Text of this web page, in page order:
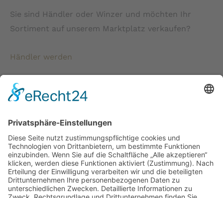
Sie sind Händler oder Winzer und möchten Ihr
Sortiment auf unserem Marktplatz verkaufen?
Händler werden
* Alle Preise verstehen sich inkl. gesetzlicher
Mehrwertsteuer und zzgl. Versandkosten wenn nicht anders
beschrieben.